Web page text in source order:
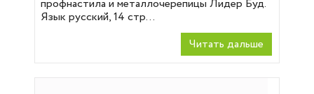
профнастила и металлочерепицы Лидер Буд.
Язык русский, 14 стр...
Читать дальше